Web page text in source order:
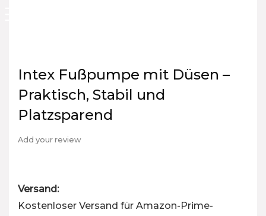
Intex Fußpumpe mit Düsen –
Praktisch, Stabil und
Platzsparend
Add your review
Versand:
Kostenloser Versand für Amazon-Prime-